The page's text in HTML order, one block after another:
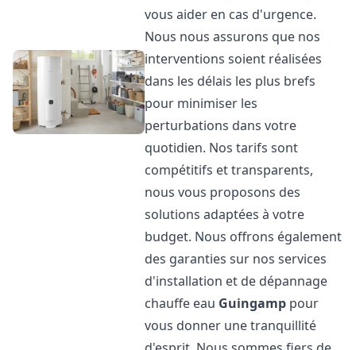
vous aider en cas d'urgence.
Nous nous assurons que nos
interventions soient réalisées
dans les délais les plus brefs
pour minimiser les
perturbations dans votre
quotidien. Nos tarifs sont
compétitifs et transparents,
nous vous proposons des
solutions adaptées à votre
budget. Nous offrons également
des garanties sur nos services
d'installation et de dépannage
chauffe eau Guingamp pour
vous donner une tranquillité